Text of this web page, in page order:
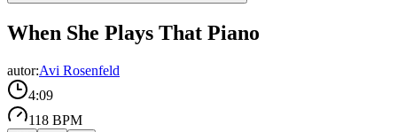
When She Plays That Piano
autor:Avi Rosenfeld
4:09
118 BPM